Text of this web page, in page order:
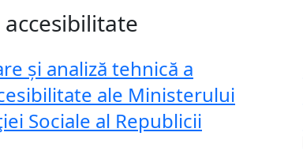
și analiză tehnică a
ale Ministerului
Sociale al Republicii